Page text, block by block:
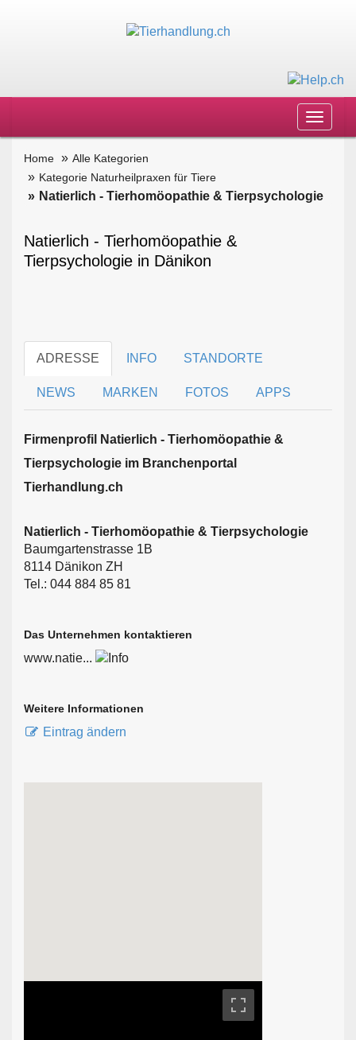
Toggle
Home
Alle Kategorien
Kategorie Naturheilpraxen für Tiere
Natierlich - Tierhomöopathie & Tierpsychologie
Natierlich - Tierhomöopathie &
Tierpsychologie in Dänikon
ADRESSE INFO STANDORTE
NEWS MARKEN FOTOS APPS
Firmen­profil Natierlich - Tierhomöopathie &
Tierpsychologie im Branchen­portal
Tierhandlung.ch
Natierlich - Tierhomöopathie & Tierpsychologie
Baumgartenstrasse 1B
8114 Dänikon ZH
Tel.: 044 884 85 81
Das Unternehmen kontaktieren
www.natie...
Weitere Informationen
Eintrag ändern